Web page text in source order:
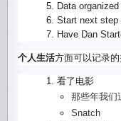
Data
Start next step
Have Dan
个人生活方面可以记录
看了电影
那些年我们
Snatch